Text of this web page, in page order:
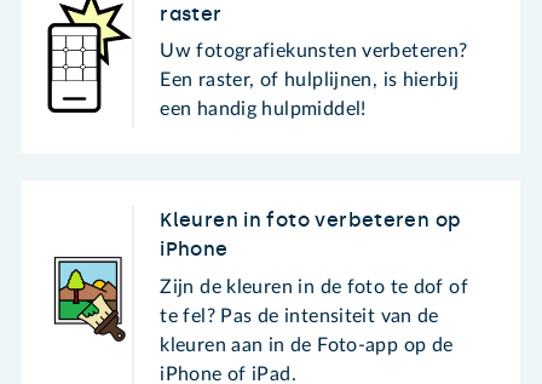
raster
Uw fotografiekunsten verbeteren?
Een raster, of hulplijnen, is hierbij
een handig hulpmiddel!
Kleuren in foto verbeteren op
iPhone
Zijn de kleuren in de foto te dof of
te fel? Pas de intensiteit van de
kleuren aan in de Foto-app op de
iPhone of iPad.